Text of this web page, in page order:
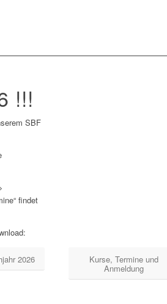
!!!
SBF
findet
2026 Kurse, Termine und
Anmeldung